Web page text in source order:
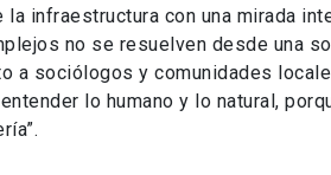
infraestructura con una mirada
no se resuelven desde una
a sociólogos y comunidades
lo humano y lo natural,